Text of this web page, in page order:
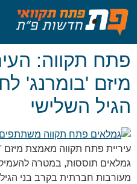
לתוכן
פתח תקווה:
מיזם 'בומרנג'
הגיל השלישי
עיריית פתח תקווה מאמצת מיזם
גמלאים תוססות, במטרה
מעורבות חברתית בקרב בני